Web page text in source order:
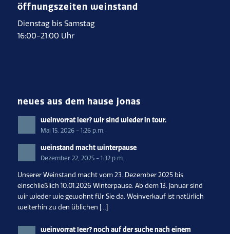
öffnungszeiten weinstand
Dienstag bis Samstag
16:00-21:00 Uhr
neues aus dem hause jonas
weinvorrat leer? wir sind wieder in tour.
Mai 15, 2026 - 1:26 p.m.
weinstand macht winterpause
Dezember 22, 2025 - 1:32 p.m.
Unserer Weinstand macht vom 23. Dezember 2025 bis
einschließlich 10.01.2026 Winterpause. Ab dem 13. Januar sind
wir wieder wie gewohnt für Sie da. Weinverkauf ist natürlich
weiterhin zu den üblichen […]
weinvorrat leer? noch auf der suche nach einem